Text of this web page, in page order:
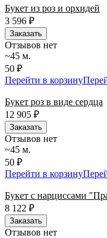
Букет из роз и орхидей
3 596 ₽
Заказать
Отзывов нет
~45 м.
50 ₽
Перейти в корзину
Букет роз в виде сердца
12 905 ₽
Заказать
Отзывов нет
~45 м.
50 ₽
Перейти в корзину
Букет с нарциссами
8 122 ₽
Заказать
Отзывов нет